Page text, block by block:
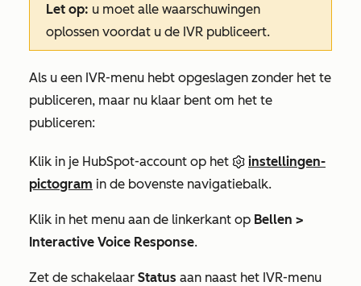
Let op: u moet alle waarschuwingen
oplossen voordat u de IVR publiceert.
Als u een IVR-menu hebt opgeslagen zonder het te
publiceren, maar nu klaar bent om het te
publiceren:
Klik in je HubSpot-account op het
instellingen-
pictogram in de bovenste navigatiebalk.
Klik in het menu aan de linkerkant op Bellen >
Interactive Voice Response.
Zet de schakelaar Status aan naast het IVR-menu